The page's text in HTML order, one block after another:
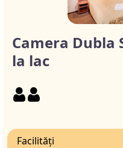
Camera Dubla
la lac
Facilități